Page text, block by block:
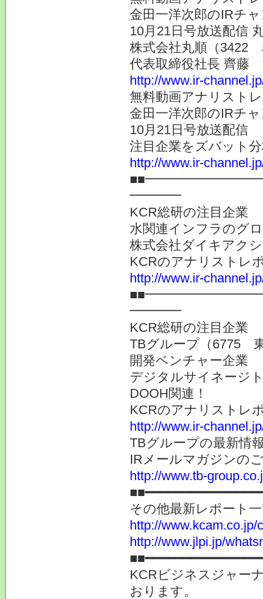
金田一洋次郎のIRチ
10月21日号放送配信
株式会社丸順（3422
代表取締役社長 齊藤
http://www.ir-
無料動画アナリスト
金田一洋次郎のIRチ
10月21日号放送配信
注目企業をズバット
http://www.ir-
━━━━
KCR総研の注目企業
水関連インフラのグ
株式会社ダイキアク
KCRのアナリストレ
http://www.ir-
━━━━
KCR総研の注目企業
TBグループ（6775
開発ベンチャー企業
デジタルサイネージ
DOOH関連！
KCRのアナリストレ
http://www.ir-
TBグループの最新情
IRメールマガジンの
http://www.tb-
その他最新レポート
http://www.kcam.co.jp/
http://www.jlpi.jp/
KCRビジネスジャー
おります。